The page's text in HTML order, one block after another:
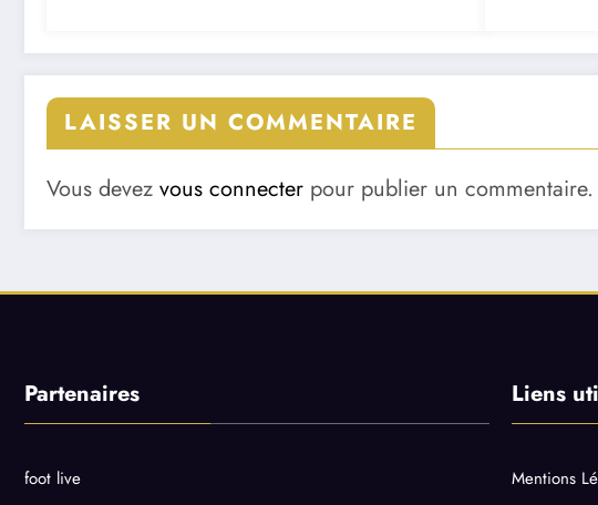
LAISSER UN COMMENTAIRE
Vous devez vous connecter pour publier un commentaire.
Partenaires
foot live
Liens
Mentions